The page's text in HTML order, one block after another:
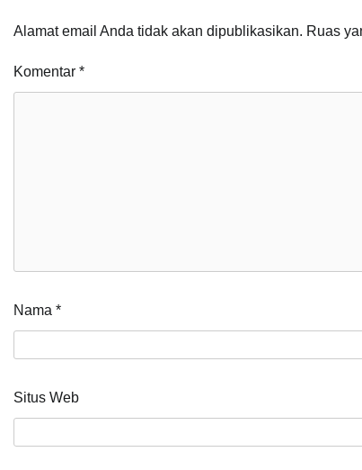
Alamat email Anda tidak akan dipublikasikan. Ruas
Komentar *
Nama *
Situs Web